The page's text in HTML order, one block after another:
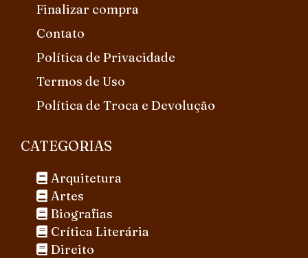
Finalizar compra
Contato
Política de Privacidade
Termos de Uso
Política de Troca e Devolução
CATEGORIAS
Arquitetura
Artes
Biografias
Crítica Literária
Direito